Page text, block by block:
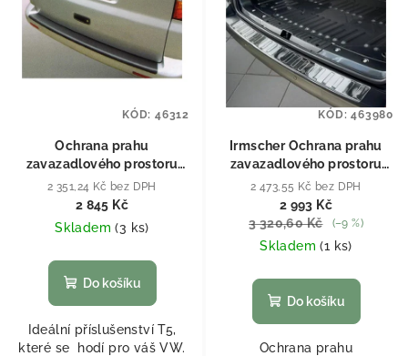
Ochrana prahu
zavazadlového prostoru
pro VW T5 Černá
2 351,24 Kč bez DPH
2 845 Kč
Skladem(3 ks)
Do košíku
Ideální příslušenství T5,
které se hodí pro váš VW.
KÓD: 46312
Irmscher Ochrana prahu
zavazadlového prostoru
VW T6 Měděná
2 473,55 Kč bez DPH
2 993 Kč
3 320,60 Kč
(–9 %)
Skladem(1 ks)
Do košíku
Ochrana prahu
KÓD:463980